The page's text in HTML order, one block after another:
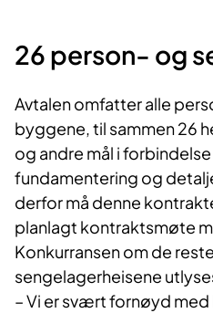
26 person- og
Avtalen omfatter alle
byggene, til sammen 26
og andre mål i
fundamentering og
derfor må denne
planlagt kontraktsmøte
Konkurransen om de
sengelagerheisene
– Vi er svært fornøyd